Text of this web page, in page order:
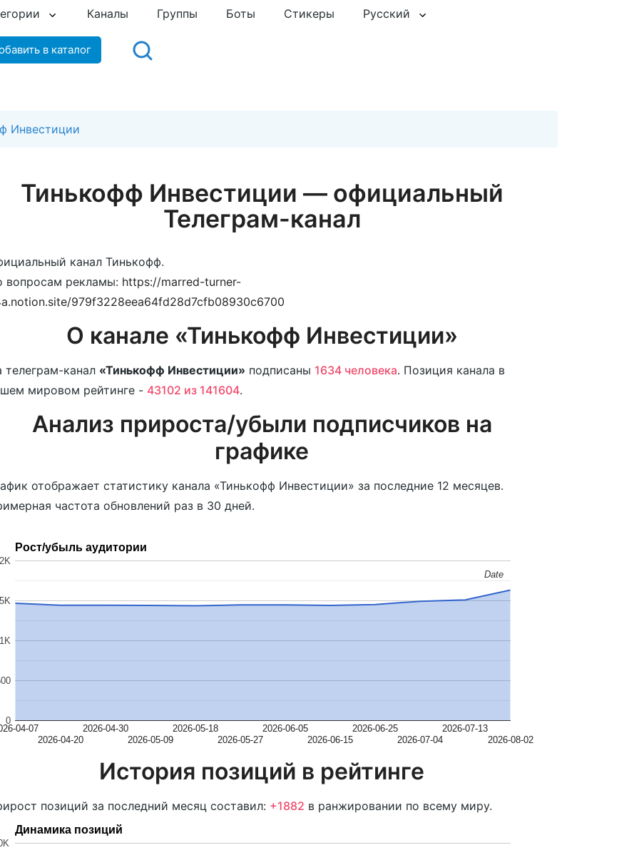
Каналы Группы Боты Стикеры Русский
в каталог
Инвестиции
Тинькофф Инвестиции — официальный
Телеграм-канал
канал Тинькофф.
вопросам рекламы: https://marred-turner-
979f3228eea64fd28d7cfb08930c6700
О канале «Тинькофф Инвестиции»
телеграм-канал «Тинькофф Инвестиции» подписаны 1634 человека. Позиция канала в
мировом рейтинге - 43102 из 141604.
Анализ прироста/убыли подписчиков на
графике
отображает статистику канала «Тинькофф Инвестиции» за последние 12 месяцев.
частота обновлений раз в 30 дней.
Рост/убыль аудитории
04-07
2026-04-20
2026-04-30
2026-05-09
2026-05-18
2026-05-27
2026-06-05
2026-06-15
2026-06-25
2026-07-04
2026-07-13
2026-08-02
0
Date
Date
История позиций в рейтинге
позиций за последний месяц составил: +1882 в ранжировании по всему миру.
Динамика позиций